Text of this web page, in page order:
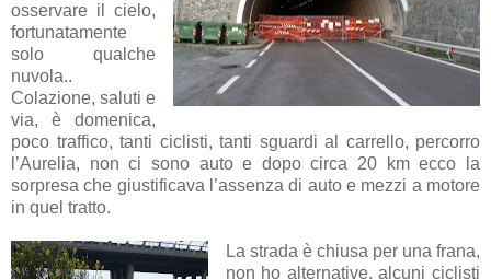
osservare il cielo,
fortunatamente
solo qualche
nuvola..
Colazione, saluti e
via, è domenica,
poco traffico, tanti ciclisti, tanti sguardi al carrello, percorro
l’Aurelia, non ci sono auto e dopo circa 20 km ecco la
sorpresa che giustificava l’assenza di auto e mezzi a motore
in quel tratto.
La strada è chiusa per una frana,
non ho alternative, alcuni ciclisti